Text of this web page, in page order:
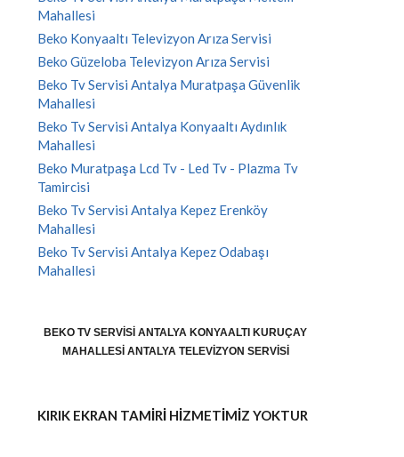
Mahallesi
Beko Konyaaltı Televizyon Arıza Servisi
Beko Güzeloba Televizyon Arıza Servisi
Beko Tv Servisi Antalya Muratpaşa Güvenlik
Mahallesi
Beko Tv Servisi Antalya Konyaaltı Aydınlık
Mahallesi
Beko Muratpaşa Lcd Tv - Led Tv - Plazma Tv
Tamircisi
Beko Tv Servisi Antalya Kepez Erenköy
Mahallesi
Beko Tv Servisi Antalya Kepez Odabaşı
Mahallesi
BEKO TV SERVISI ANTALYA KONYAALTI KURUÇAY
MAHALLESI ANTALYA TELEVIZYON SERVISI
KIRIK EKRAN TAMİRİ HİZMETİMİZ YOKTUR